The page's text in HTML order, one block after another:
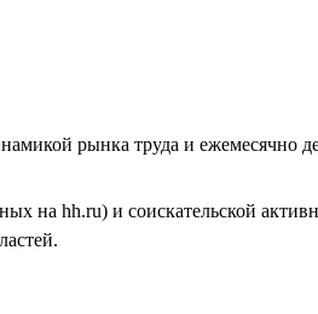
рынка труда и ежемесячно
на hh.ru) и соискательской